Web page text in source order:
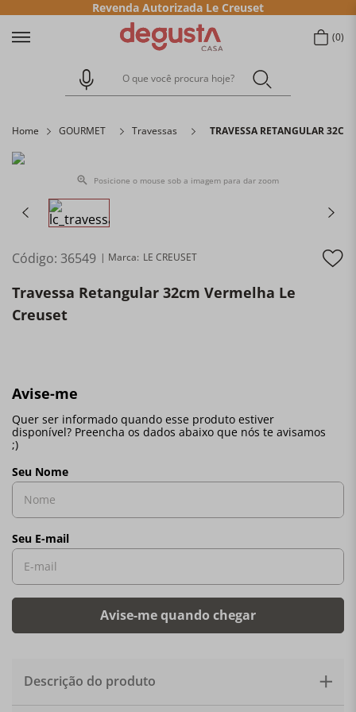
Revenda Autorizada Le Creuset
0
O que você procura hoje?
Home GOURMET Travessas TRAVESSA RETANGULAR
Posicione o mouse sob a imagem para dar zoom
Código: 36549 LE CREUSET
Travessa Retangular 32cm Vermelha Le
Creuset
Descrição do produto